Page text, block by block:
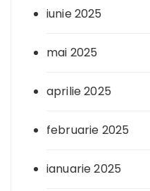
iunie 2025
mai 2025
aprilie 2025
februarie 2025
ianuarie 2025